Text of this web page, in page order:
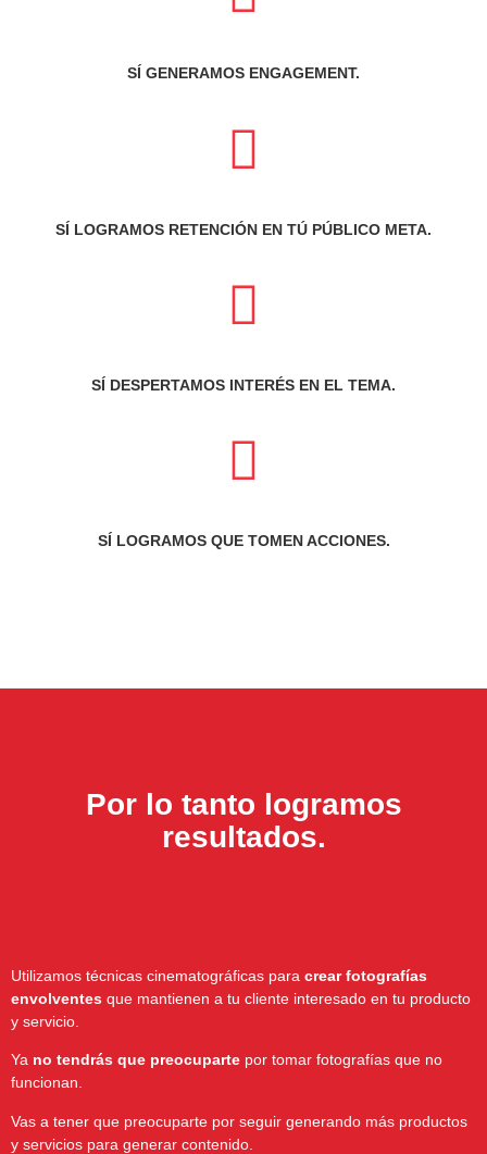
SÍ GENERAMOS ENGAGEMENT.
SÍ LOGRAMOS RETENCIÓN EN TÚ PÚBLICO META.
SÍ DESPERTAMOS INTERÉS EN EL TEMA.
SÍ LOGRAMOS QUE TOMEN ACCIONES.
Por lo tanto logramos
resultados.
Utilizamos técnicas cinematográficas para crear fotografías
envolventes que mantienen a tu cliente interesado en tu producto
y servicio.
Ya no tendrás que preocuparte por tomar fotografías que no
funcionan.
Vas a tener que preocuparte por seguir generando más productos
y servicios para generar contenido.